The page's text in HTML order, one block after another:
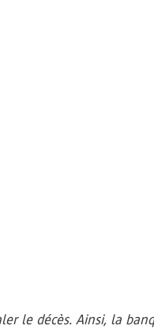
le décès. Ainsi, la